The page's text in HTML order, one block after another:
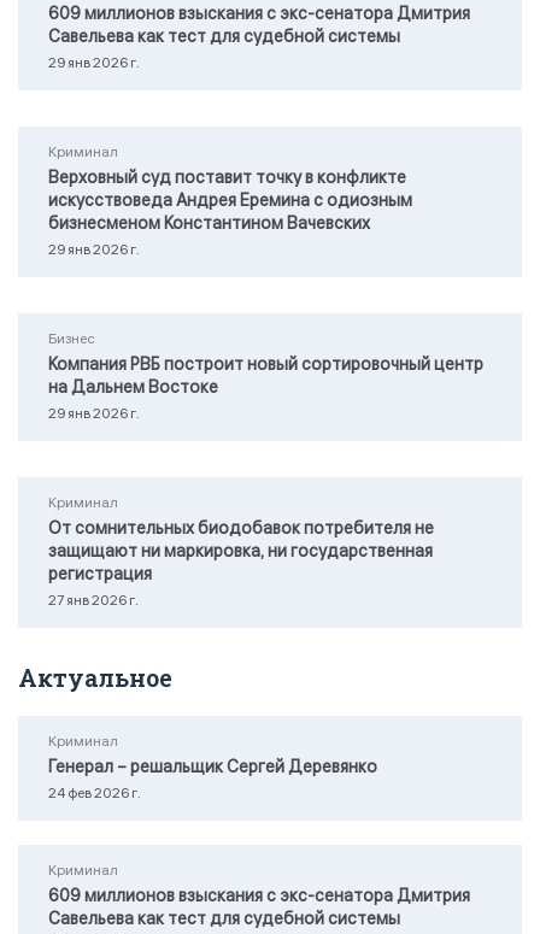
609 миллионов взыскания с экс-сенатора Дмитрия
Савельева как тест для судебной системы
29 янв 2026 г.
Криминал
Верховный суд поставит точку в конфликте
искусствоведа Андрея Еремина с одиозным
бизнесменом Константином Вачевских
29 янв 2026 г.
Бизнес
Компания РВБ построит новый сортировочный центр
на Дальнем Востоке
29 янв 2026 г.
Криминал
От сомнительных биодобавок потребителя не
защищают ни маркировка, ни государственная
регистрация
27 янв 2026 г.
Актуальное
Криминал
Генерал – решальщик Сергей Деревянко
24 фев 2026 г.
Криминал
609 миллионов взыскания с экс-сенатора Дмитрия
Савельева как тест для судебной системы